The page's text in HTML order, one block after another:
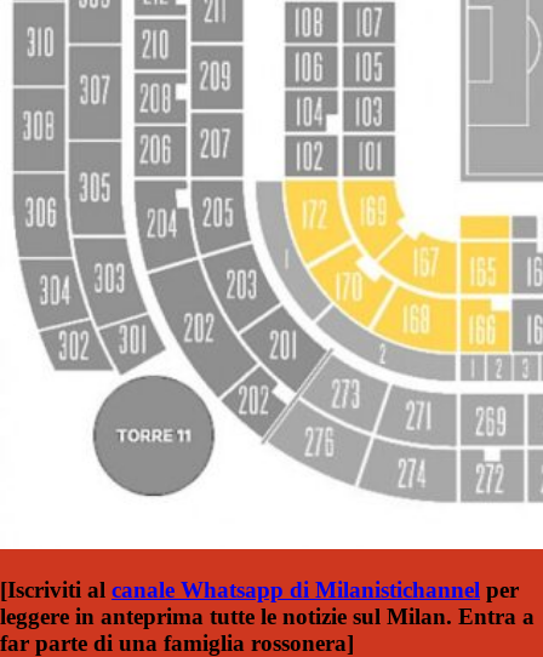
[Iscriviti al canale Whatsapp di Milanistichannel per
leggere in anteprima tutte le notizie sul Milan. Entra a
far parte di una famiglia rossonera]